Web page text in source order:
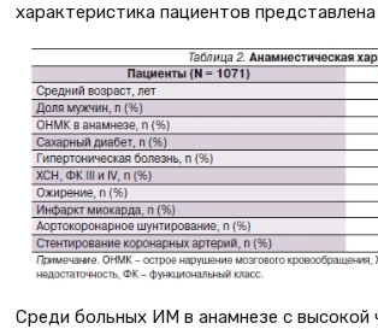
характеристика пациентов
Среди больных ИМ в анамнезе с высокой